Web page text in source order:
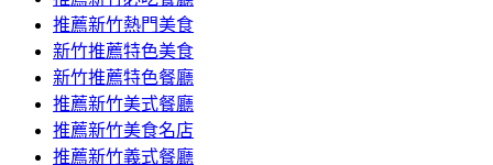
推薦新竹熱門美食
新竹推薦特色美食
新竹推薦特色餐廳
推薦新竹美式餐廳
推薦新竹美食名店
推薦新竹義式餐廳